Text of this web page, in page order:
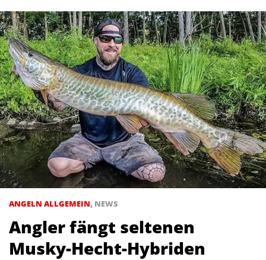
ANGELN ALLGEMEIN, NEWS
Angler fängt seltenen
Musky-Hecht-Hybriden